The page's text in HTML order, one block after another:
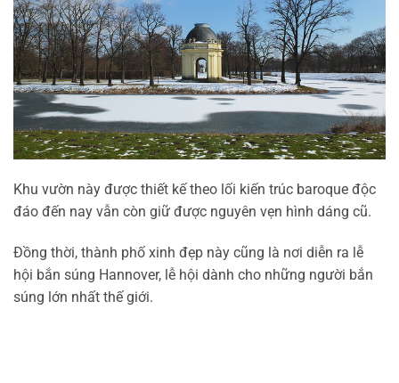
Khu vườn này được thiết kế theo lối kiến trúc baroque độc
đáo đến nay vẫn còn giữ được nguyên vẹn hình dáng cũ.
Đồng thời, thành phố xinh đẹp này cũng là nơi diễn ra lễ
hội bắn súng Hannover, lễ hội dành cho những người bắn
súng lớn nhất thế giới.